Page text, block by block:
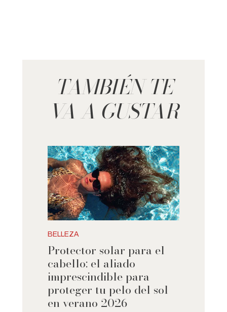
TAMBIÉN TE
VA A GUSTAR
BELLEZA
Protector solar para el
cabello: el aliado
imprescindible para
proteger tu pelo del sol
en verano 2026